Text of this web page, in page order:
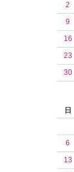
2
9
16
23
30
日
6
13